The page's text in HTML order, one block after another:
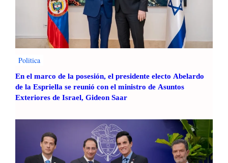
Politica
En el marco de la posesión, el presidente electo Abelardo
de la Espriella se reunió con el ministro de Asuntos
Exteriores de Israel, Gideon Saar